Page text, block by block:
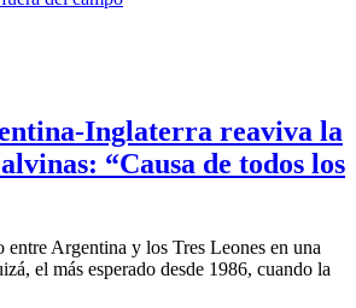
Inglaterra reaviva la
“Causa de todos los
entre Argentina y los Tres Leones en una
el más esperado desde 1986, cuando la